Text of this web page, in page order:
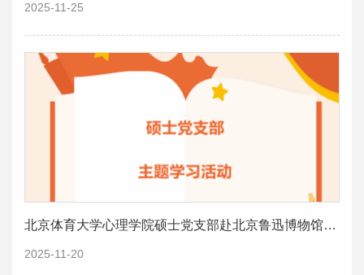
2025-11-25
北京体育大学心理学院硕士党支部赴北京鲁迅博物馆开展主题学习活动
2025-11-20